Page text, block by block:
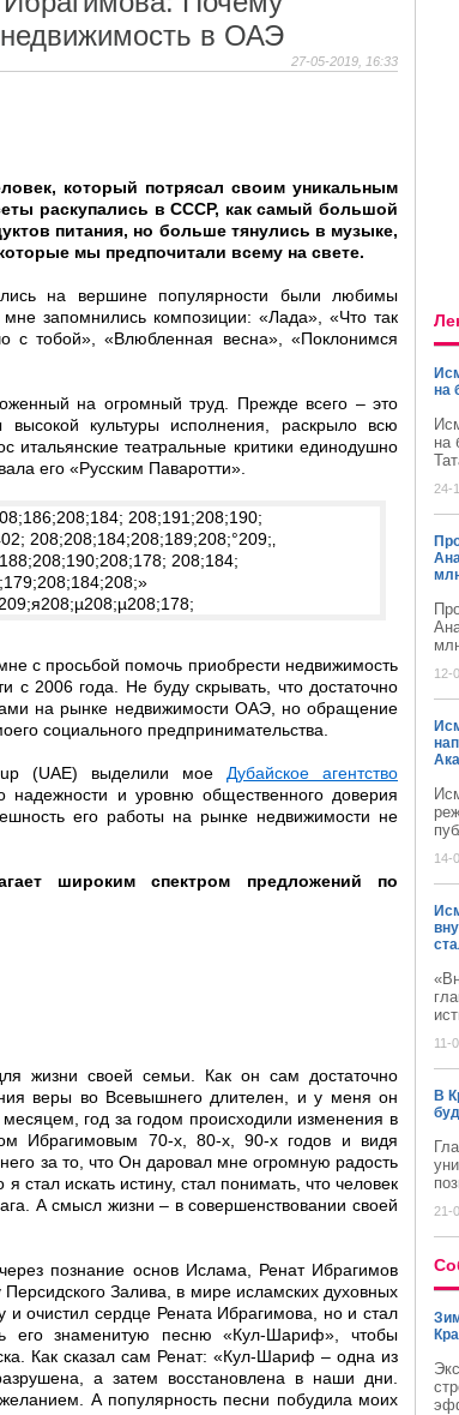
недвижимость в ОАЭ
27-05-2019, 16:33
который потрясал своим уникальным
раскупались в СССР, как самый большой
питания, но больше тянулись в музыке,
мы предпочитали всему на свете.
на вершине популярности были любимы
запомнились композиции: «Лада», «Что так
с тобой», «Влюбленная весна», «Поклонимся
на огромный труд. Прежде всего – это
высокой культуры исполнения, раскрыло всю
итальянские театральные критики единодушно
его «Русским Паваротти».
с просьбой помочь приобрести недвижимость
2006 года. Не буду скрывать, что достаточно
на рынке недвижимости ОАЭ, но обращение
социального предпринимательства.
(UAE) выделили мое Дубайское агентство
надежности и уровню общественного доверия
его работы на рынке недвижимости не
широким спектром предложений по
жизни своей семьи. Как он сам достаточно
веры во Всевышнего длителен, и у меня он
год за годом происходили изменения в
Ибрагимовым 70-х, 80-х, 90-х годов и видя
за то, что Он даровал мне огромную радость
стал искать истину, стал понимать, что человек
А смысл жизни – в совершенствовании своей
познание основ Ислама, Ренат Ибрагимов
Залива, в мире исламских духовных
и очистил сердце Рената Ибрагимова, но и стал
его знаменитую песню «Кул-Шариф», чтобы
Как сказал сам Ренат: «Кул-Шариф – одна из
а затем восстановлена в наши дни.
А популярность песни побудила моих
на
на
24-
12-
14-
11-
В
21-